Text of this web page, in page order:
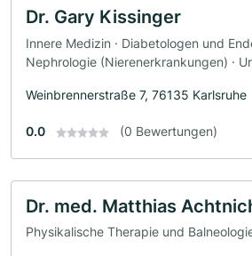
Dr. Gary Kissinger
Innere Medizin · Diabetologen und
Nephrologie (Nierenerkrankungen) ·
Weinbrennerstraße 7, 76135 Karlsruhe
0.0 (0 Bewertungen)
Dr. med. Matthias
Physikalische Therapie und